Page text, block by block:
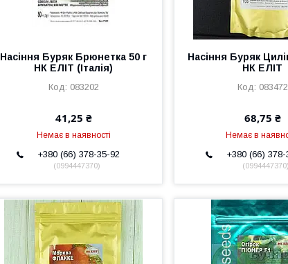
Насіння Буряк Брюнетка 50 г
НК ЕЛІТ (Італія)
083202
41,25 ₴
Немає в наявності
+380 (66) 378-35-92
0994447370
Насіння Буряк
НК ЕЛІТ
083472
68,75 ₴
Немає в
+380 (66) 378-
0994447370